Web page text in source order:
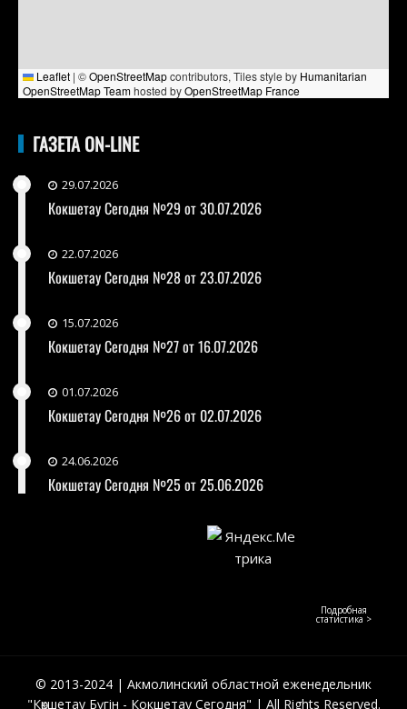
Leaflet | ©OpenStreetMapcontributors, Tiles style by Humanitarian
OpenStreetMap Teamhosted byOpenStreetMap France
ГАЗЕТА ON-LINE
29.07.2026
Кокшетау Сегодня №29 от 30.07.2026
22.07.2026
Кокшетау Сегодня №28 от 23.07.2026
15.07.2026
Кокшетау Сегодня №27 от 16.07.2026
01.07.2026
Кокшетау Сегодня №26 от 02.07.2026
24.06.2026
Кокшетау Сегодня №25 от 25.06.2026
Подробная
статистика >
© 2013-2024 | Акмолинский областной еженедельник
"Көкшетау Бүгін - Кокшетау Сегодня" | All Rights Reserved.